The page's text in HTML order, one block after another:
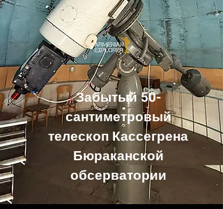
Забытый 50-
сантиметровый
телескоп Кассегрена
Бюраканской
обсерватории